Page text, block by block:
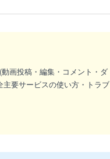
画投稿・編集・コメント・ダ
要サービスの使い方・トラブ